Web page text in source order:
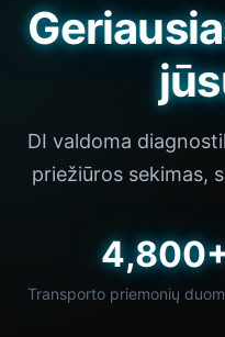
DI valdoma
priežiūros sekimas,
Transporto priemonių